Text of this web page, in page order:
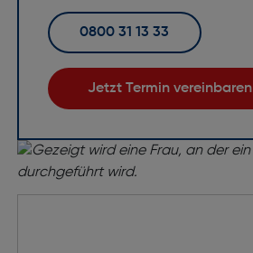
0800 31 13 33
Jetzt Termin vereinbaren